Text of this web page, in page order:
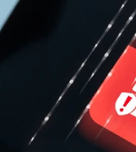
FERMARKET